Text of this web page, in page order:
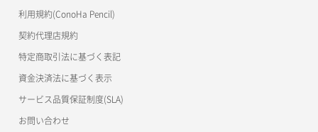
利用規約(ConoHa Pencil)
契約代理店規約
特定商取引法に基づく表記
資金決済法に基づく表示
サービス品質保証制度(SLA)
お問い合わせ